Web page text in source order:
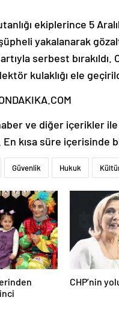
ekiplerince 5
yakalanarak
serbest
kulaklığı ele
ve diğer içerikler
kısa süre içerisinde
Güvenlik Hukuk
CHP’nin